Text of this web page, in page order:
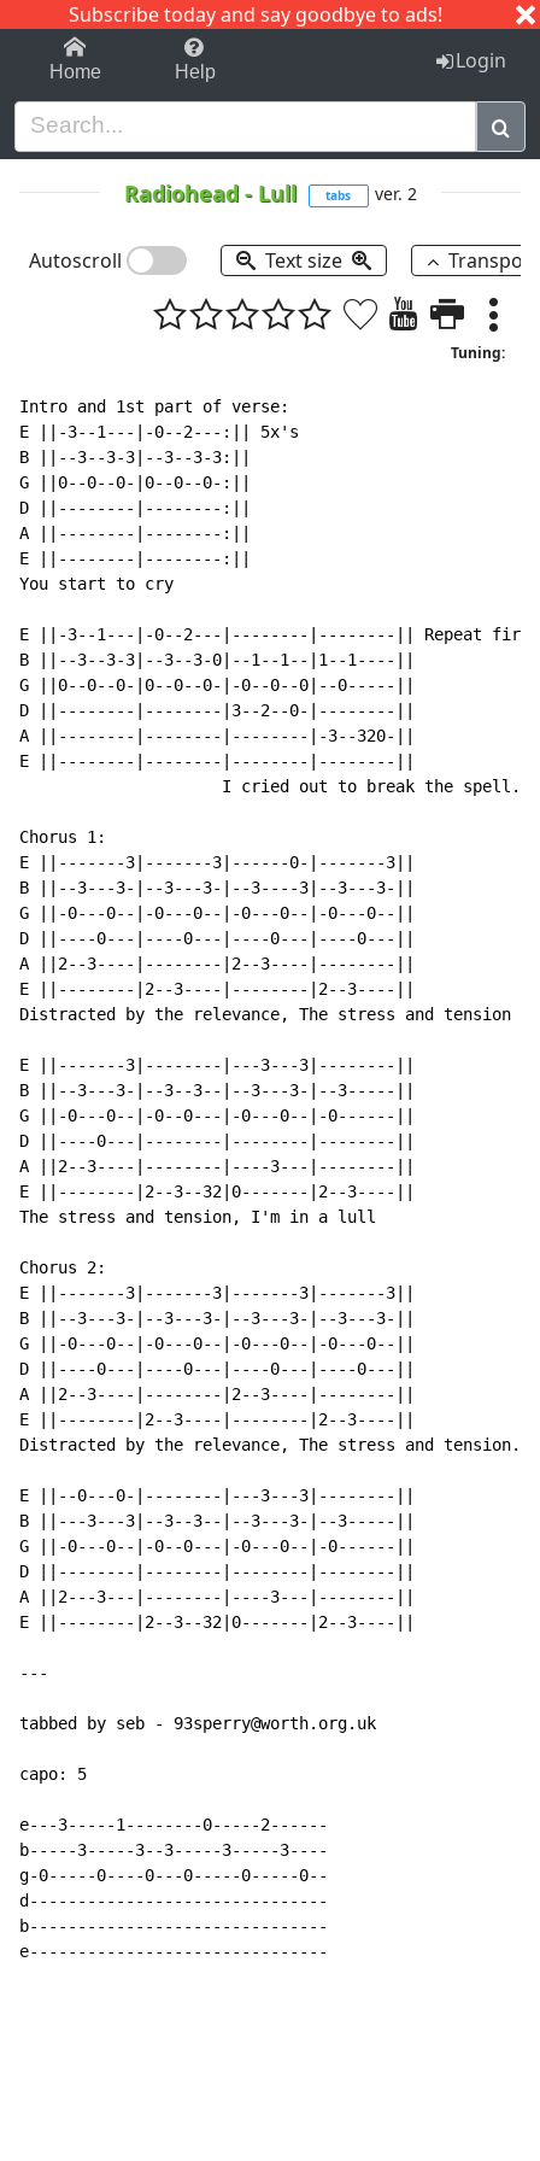
Subscribe today and say goodbye to ads!
1-9 C I J
Home Help Login
Radiohead- Lull tabs ver. 2
Autoscroll Text size
Tuning:
Intro and 1st part of verse:
E ||-3--1---|-0--2---:|| 5x's
B ||--3--3-3|--3--3-3:||
G ||0--0--0-|0--0--0-:||
D ||--------|--------:||
A ||--------|--------:||
E ||--------|--------:||
You start to cry
E ||-3--1---|-0--2---|--------|--------|| Repeat
B ||--3--3-3|--3--3-0|--1--1--|1--1----||
G ||0--0--0-|0--0--0-|-0--0--0|--0-----||
D ||--------|--------|3--2--0-|--------||
A ||--------|--------|--------|-3--320-||
E ||--------|--------|--------|--------||
                     I cried out to break the spell..
Chorus 1:
E ||-------3|-------3|------0-|-------3||
B ||--3---3-|--3---3-|--3----3|--3---3-||
G ||-0---0--|-0---0--|-0---0--|-0---0--||
D ||----0---|----0---|----0---|----0---||
A ||2--3----|--------|2--3----|--------||
E ||--------|2--3----|--------|2--3----||
Distracted by the relevance, The stress and tension
E ||-------3|--------|---3---3|--------||
B ||--3---3-|--3--3--|--3---3-|--3-----||
G ||-0---0--|-0--0---|-0---0--|-0------||
D ||----0---|--------|--------|--------||
A ||2--3----|--------|----3---|--------||
E ||--------|2--3--32|0-------|2--3----||
The stress and tension, I'm in a lull
Chorus 2:
E ||-------3|-------3|-------3|-------3||
B ||--3---3-|--3---3-|--3---3-|--3---3-||
G ||-0---0--|-0---0--|-0---0--|-0---0--||
D ||----0---|----0---|----0---|----0---||
A ||2--3----|--------|2--3----|--------||
E ||--------|2--3----|--------|2--3----||
Distracted by the relevance, The stress and tension...
E ||--0---0-|--------|---3---3|--------||
B ||---3---3|--3--3--|--3---3-|--3-----||
G ||-0---0--|-0--0---|-0---0--|-0------||
D ||--------|--------|--------|--------||
A ||2---3---|--------|----3---|--------||
E ||--------|2--3--32|0-------|2--3----||
- - -
tabbed by seb - 93sperry@worth.org.uk
capo: 5
e---3-----1--------0-----2------
b-----3-----3--3-----3-----3----
g-0-----0----0---0-----0-----0--
d-------------------------------
b-------------------------------
e-------------------------------